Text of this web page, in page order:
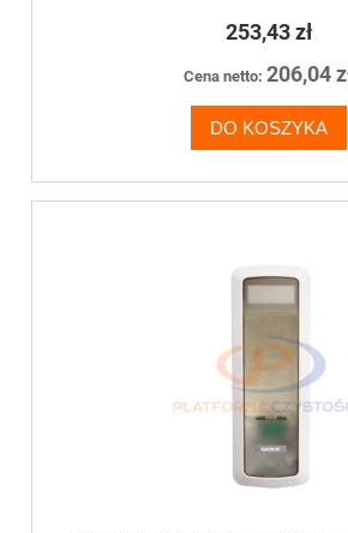
253,43 zł
Cena netto: 206,04
DO KOSZYKA